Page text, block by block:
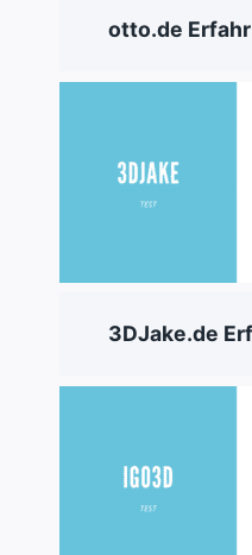
otto.de
3DJake.de